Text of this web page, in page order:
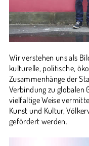
Wir verstehen uns als
kulturelle, politische,
Zusammenhänge der
Verbindung zu globalen
vielfältige Weise
Kunst und Kultur,
gefördert werden.